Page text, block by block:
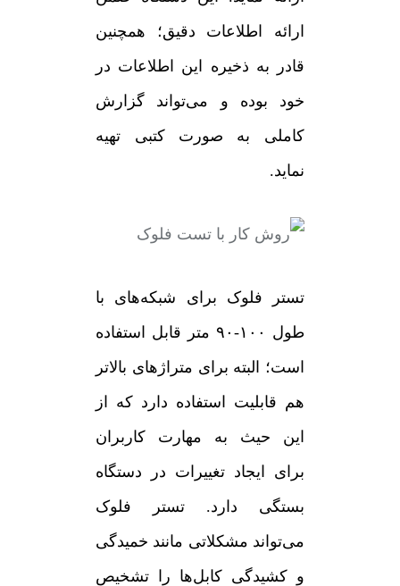
ارائه اطلاعات دقیق؛ همچنین
قادر به ذخیره این اطلاعات در
خود بوده و می‌تواند گزارش
کاملی به صورت کتبی تهیه
نماید.
تستر فلوک برای شبکه‌های با
طول ۱۰۰-۹۰ متر قابل استفاده
است؛ البته برای متراژهای بالاتر
هم قابلیت استفاده دارد که از
این حیث به مهارت کاربران
برای ایجاد تغییرات در دستگاه
بستگی دارد. تستر فلوک
می‌تواند مشکلاتی مانند خمیدگی
و کشیدگی کابل‌ها را تشخیص